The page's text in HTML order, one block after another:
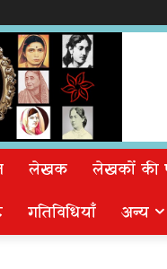
लेखक लेखकों की
गतिविधियाँ अन्य